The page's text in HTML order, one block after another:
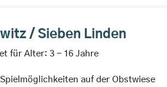
/ Sieben Linden
für Alter: 3 - 16 Jahre
auf der Obstwiese